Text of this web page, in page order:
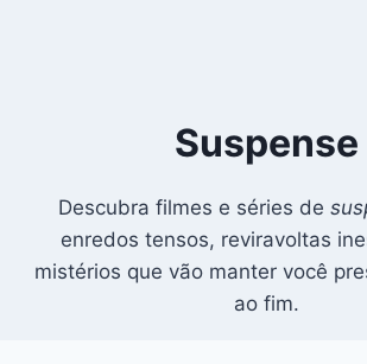
Suspense
Descubra filmes e séries de
enredos tensos, reviravoltas
mistérios que vão manter você
ao fim.